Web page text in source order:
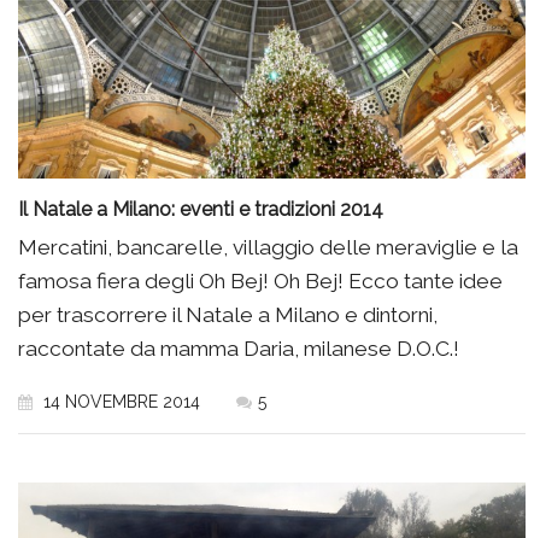
Il Natale a Milano: eventi e tradizioni 2014
Mercatini, bancarelle, villaggio delle meraviglie e la
famosa fiera degli Oh Bej! Oh Bej! Ecco tante idee
per trascorrere il Natale a Milano e dintorni,
raccontate da mamma Daria, milanese D.O.C.!
14 NOVEMBRE 2014 5